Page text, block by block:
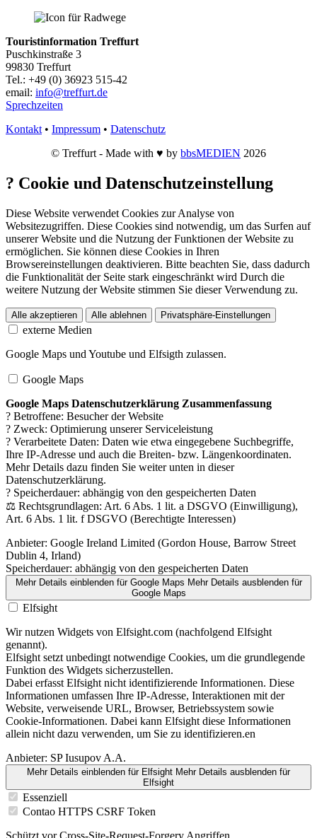
Touristinformation Treffurt
Puschkinstraße 3
99830 Treffurt
Tel.: +49 (0) 36923 515-42
email: info@treffurt.de
Sprechzeiten
Kontakt • Impressum • Datenschutz
© Treffurt - Made with ♥ by bbsMEDIEN 2026
? Cookie und Datenschutzeinstellung
Diese Website verwendet Cookies zur Analyse von
Websitezugriffen. Diese Cookies sind notwendig, um das Surfen auf
unserer Website und die Nutzung der Funktionen der Website zu
ermöglichen. Sie können diese Cookies in Ihren
Browsereinstellungen deaktivieren. Bitte beachten Sie, dass dadurch
die Funktionalität der Seite stark eingeschränkt wird Durch die
weitere Nutzung der Website stimmen Sie dieser Verwendung zu.
Alle akzeptieren Alle ablehnen Privatsphäre-Einstellungen
externe Medien
Google Maps und Youtube und Elfsigth zulassen.
Google Maps
Google Maps Datenschutzerklärung Zusammenfassung
? Betroffene: Besucher der Website
? Zweck: Optimierung unserer Serviceleistung
? Verarbeitete Daten: Daten wie etwa eingegebene Suchbegriffe,
Ihre IP-Adresse und auch die Breiten- bzw. Längenkoordinaten.
Mehr Details dazu finden Sie weiter unten in dieser
Datenschutzerklärung.
? Speicherdauer: abhängig von den gespeicherten Daten
⚖️ Rechtsgrundlagen: Art. 6 Abs. 1 lit. a DSGVO (Einwilligung),
Art. 6 Abs. 1 lit. f DSGVO (Berechtigte Interessen)
Anbieter: Google Ireland Limited (Gordon House, Barrow Street
Dublin 4, Irland)
Speicherdauer: abhängig von den gespeicherten Daten
Mehr Details einblendenfür Google Maps Mehr Details ausblendenfür
Google Maps
Elfsight
Wir nutzen Widgets von Elfsight.com (nachfolgend Elfsight
genannt).
Elfsight setzt unbedingt notwendige Cookies, um die grundlegende
Funktion des Widgets sicherzustellen.
Dabei erfasst Elfsight nicht identifizierende Informationen. Diese
Informationen umfassen Ihre IP-Adresse, Interaktionen mit der
Website, verweisende URL, Browser, Betriebssystem sowie
Cookie-Informationen. Dabei kann Elfsight diese Informationen
allein nicht dazu verwenden, um Sie zu identifizieren.en
Anbieter: SP Iusupov A.A.
Mehr Details einblenden für Elfsight Mehr Details ausblenden für
Elfsight
Essenziell
Contao HTTPS CSRF Token
Schützt vor Cross-Site-Request-Forgery Angriffen.